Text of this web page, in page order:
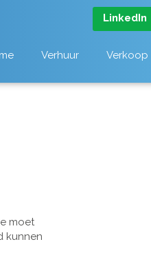
LinkedIn
Verhuur Verkoop
moet
kunnen